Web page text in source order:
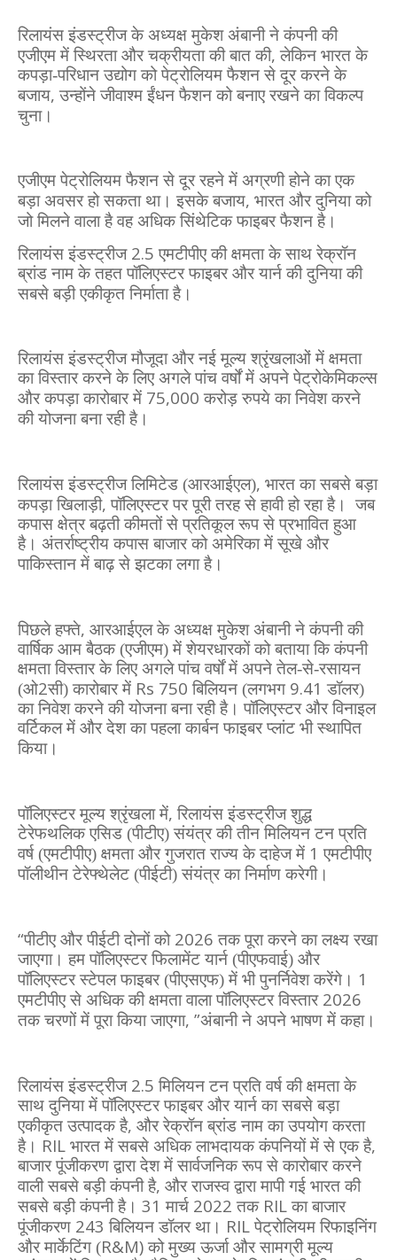
रिलायंस इंडस्ट्रीज के अध्यक्ष मुकेश अंबानी ने कंपनी की
एजीएम में स्थिरता और चक्रीयता की बात की, लेकिन भारत के
कपड़ा-परिधान उद्योग को पेट्रोलियम फैशन से दूर करने के
बजाय, उन्होंने जीवाश्म ईंधन फैशन को बनाए रखने का विकल्प
चुना।
एजीएम पेट्रोलियम फैशन से दूर रहने में अग्रणी होने का एक
बड़ा अवसर हो सकता था। इसके बजाय, भारत और दुनिया को
जो मिलने वाला है वह अधिक सिंथेटिक फाइबर फैशन है।
रिलायंस इंडस्ट्रीज 2.5 एमटीपीए की क्षमता के साथ रेक्रॉन
ब्रांड नाम के तहत पॉलिएस्टर फाइबर और यार्न की दुनिया की
सबसे बड़ी एकीकृत निर्माता है।
रिलायंस इंडस्ट्रीज मौजूदा और नई मूल्य श्रृंखलाओं में क्षमता
का विस्तार करने के लिए अगले पांच वर्षों में अपने पेट्रोकेमिकल्स
और कपड़ा कारोबार में 75,000 करोड़ रुपये का निवेश करने
की योजना बना रही है।
रिलायंस इंडस्ट्रीज लिमिटेड (आरआईएल), भारत का सबसे बड़ा
कपड़ा खिलाड़ी, पॉलिएस्टर पर पूरी तरह से हावी हो रहा है।
जब
कपास क्षेत्र बढ़ती कीमतों से प्रतिकूल रूप से प्रभावित हुआ
है। अंतर्राष्ट्रीय कपास बाजार को अमेरिका में सूखे और
पाकिस्तान में बाढ़ से झटका लगा है।
पिछले हफ्ते, आरआईएल के अध्यक्ष मुकेश अंबानी ने कंपनी की
वार्षिक आम बैठक (एजीएम) में शेयरधारकों को बताया कि कंपनी
क्षमता विस्तार के लिए अगले पांच वर्षों में अपने तेल-से-रसायन
(ओ2सी) कारोबार में Rs 750 बिलियन (लगभग 9.41 डॉलर)
का निवेश करने की योजना बना रही है। पॉलिएस्टर और विनाइल
वर्टिकल में और देश का पहला कार्बन फाइबर प्लांट भी स्थापित
किया।
पॉलिएस्टर मूल्य श्रृंखला में, रिलायंस इंडस्ट्रीज शुद्ध
टेरेफथलिक एसिड (पीटीए) संयंत्र की तीन मिलियन टन प्रति
वर्ष (एमटीपीए) क्षमता और गुजरात राज्य के दाहेज में 1 एमटीपीए
पॉलीथीन टेरेफ्थेलेट (पीईटी) संयंत्र का निर्माण करेगी।
“पीटीए और पीईटी दोनों को 2026 तक पूरा करने का लक्ष्य रखा
जाएगा। हम पॉलिएस्टर फिलामेंट यार्न (पीएफवाई) और
पॉलिएस्टर स्टेपल फाइबर (पीएसएफ) में भी पुनर्निवेश करेंगे। 1
एमटीपीए से अधिक की क्षमता वाला पॉलिएस्टर विस्तार 2026
तक चरणों में पूरा किया जाएगा, ”अंबानी ने अपने भाषण में कहा।
रिलायंस इंडस्ट्रीज 2.5 मिलियन टन प्रति वर्ष की क्षमता के
साथ दुनिया में पॉलिएस्टर फाइबर और यार्न का सबसे बड़ा
एकीकृत उत्पादक है, और रेक्रॉन ब्रांड नाम का उपयोग करता
है। RIL भारत में सबसे अधिक लाभदायक कंपनियों में से एक है,
बाजार पूंजीकरण द्वारा देश में सार्वजनिक रूप से कारोबार करने
वाली सबसे बड़ी कंपनी है, और राजस्व द्वारा मापी गई भारत की
सबसे बड़ी कंपनी है। 31 मार्च 2022 तक RIL का बाजार
पूंजीकरण 243 बिलियन डॉलर था। RIL पेट्रोलियम रिफाइनिंग
और मार्केटिंग (R&M) को मुख्य ऊर्जा और सामग्री मूल्य